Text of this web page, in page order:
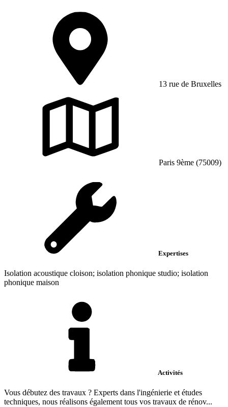
13 rue de Bruxelles
Paris 9ème (75009)
Expertises
Isolation acoustique cloison; isolation phonique studio; isolation
phonique maison
Activités
Vous débutez des travaux ? Experts dans l'ingénierie et études
techniques, nous réalisons également tous vos travaux de rénov...